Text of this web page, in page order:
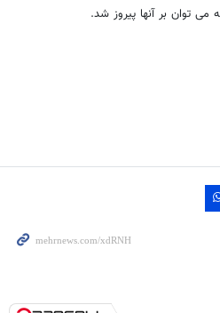
می توان بر آنها پیروز شد.